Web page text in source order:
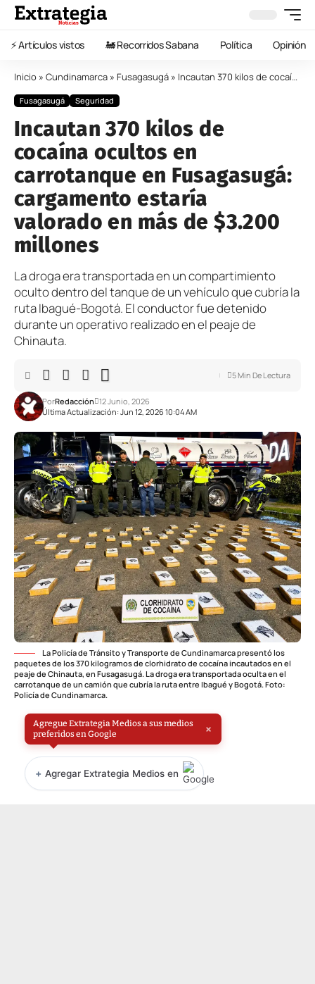
⚡️ Artículos vistos 🚂 Recorridos Sabana Política Opinión
Inicio » Cundinamarca » Fusagasugá » Incautan 370 kilos de cocaína ocultos en carrotanque en Fusagasugá: cargamento estaría valorado en más de $3.200 millones
Fusagasugá Seguridad
Incautan 370 kilos de
cocaína ocultos en
carrotanque en Fusagasugá:
cargamento estaría
valorado en más de $3.200
millones
La droga era transportada en un compartimiento
oculto dentro del tanque de un vehículo que cubría la
ruta Ibagué-Bogotá. El conductor fue detenido
durante un operativo realizado en el peaje de
Chinauta.
Última Actualización: Jun 12, 2026 10:04 AM
PorRedacción 12 Junio, 2026
5 Min De Lectura
La Policía de Tránsito y Transporte de Cundinamarca presentó los
paquetes de los 370 kilogramos de clorhidrato de cocaína incautados en el
peaje de Chinauta, en Fusagasugá. La droga era transportada oculta en el
carrotanque de un camión que cubría la ruta entre Ibagué y Bogotá. Foto:
Policía de Cundinamarca.
Agregue Extrategia Medios a sus medios
preferidos en Google
×
+ Agregar Extrategia Medios en